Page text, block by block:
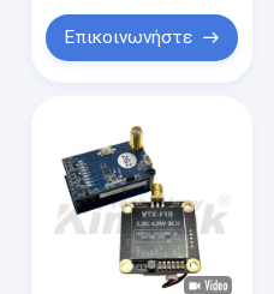
Επικοινωνήστε